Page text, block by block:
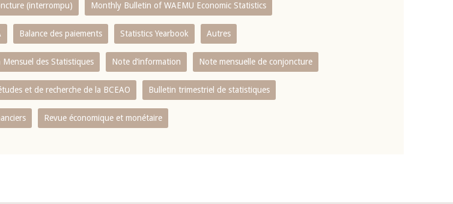
(interrompu) Monthly Bulletin of WAEMU Economic Statistics
Balance des paiements Statistics Yearbook Autres
Mensuel des Statistiques Note d’information Note mensuelle de conjoncture
et de recherche de la BCEAO Bulletin trimestriel de statistiques
Revue économique et monétaire